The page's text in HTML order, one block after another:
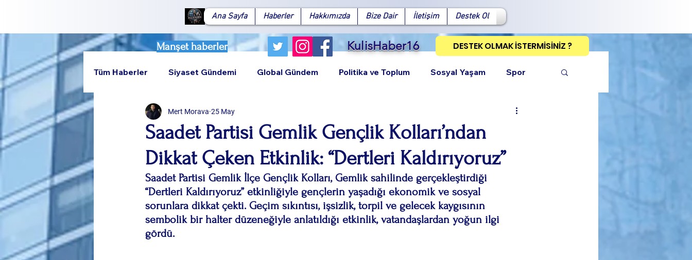
Ana Sayfa Haberler Hakkımızda Bize Dair İletişim Destek Ol
Manşet haberler KulisHaber16 DESTEK OLMAK İSTERMİSİNİZ ?
FacebookX (Twitter)WhatsApp LinkedInPinterestBağlantıyı Kopyala
Tüm Haberler Siyaset Gündemi Global Gündem Politika ve Toplum Sosyal Yaşam Spor
Teknoloji Rumeli
Saadet Partisi Gemlik Gençlik Kolları’ndan
Dikkat Çeken Etkinlik: “Dertleri Kaldırıyoruz”
Mert Morava 25 May
Saadet Partisi Gemlik İlçe Gençlik Kolları, Gemlik sahilinde gerçekleştirdiği
“Dertleri Kaldırıyoruz” etkinliğiyle gençlerin yaşadığı ekonomik ve sosyal
sorunlara dikkat çekti. Geçim sıkıntısı, işsizlik, torpil ve gelecek kaygısının
sembolik bir halter düzeneğiyle anlatıldığı etkinlik, vatandaşlardan yoğun ilgi
gördü.